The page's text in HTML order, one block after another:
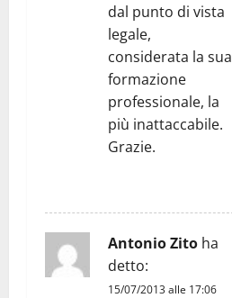
dal punto di vista
legale,
considerata la sua
formazione
professionale, la
più inattaccabile.
Grazie.
Antonio Zito ha
detto:
15/07/2013 alle 17:06